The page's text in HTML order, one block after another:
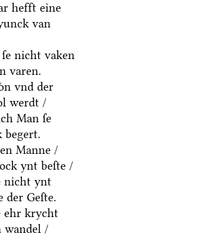
hefft eine
van
nicht vaken
varen.
vnd der
werdt /
Man ſe
begert.
Manne /
ynt beſte /
nicht ynt
der Geſte.
ehr krycht
wandel /